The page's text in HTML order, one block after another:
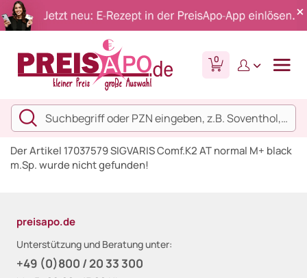
0
Der Artikel 17037579 SIGVARIS Comf.K2 AT normal M+ black
m.Sp. wurde nicht gefunden!
preisapo.de
Unterstützung und Beratung unter:
+49 (0)800 / 20 33 300